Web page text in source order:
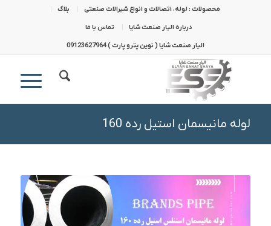
محصولات : لوله، اتصالات و انواع شیرالات صنعتی بلاگ
درباره الیار صنعت شایا تماس با ما
الیار صنعت شایا ( نوین پترو پارت ) 09123627964
لوله مانیسمان استیل رده 160